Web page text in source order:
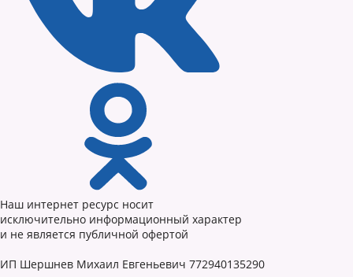
Наш интернет ресурс носит
исключительно информационный характер
и не является публичной офертой
ИП Шершнев Михаил Евгеньевич 772940135290